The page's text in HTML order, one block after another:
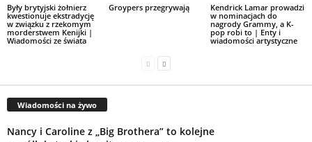
Były brytyjski żołnierz
kwestionuje ekstradycję
w związku z rzekomym
morderstwem Kenijki |
Wiadomości ze świata
Groypers przegrywają
Kendrick Lamar prowadzi
w nominacjach do
nagrody Grammy, a K-
pop robi to | Enty i
wiadomości artystyczne
Wiadomości na żywo
Nancy i Caroline z „Big Brothera” to kolejne